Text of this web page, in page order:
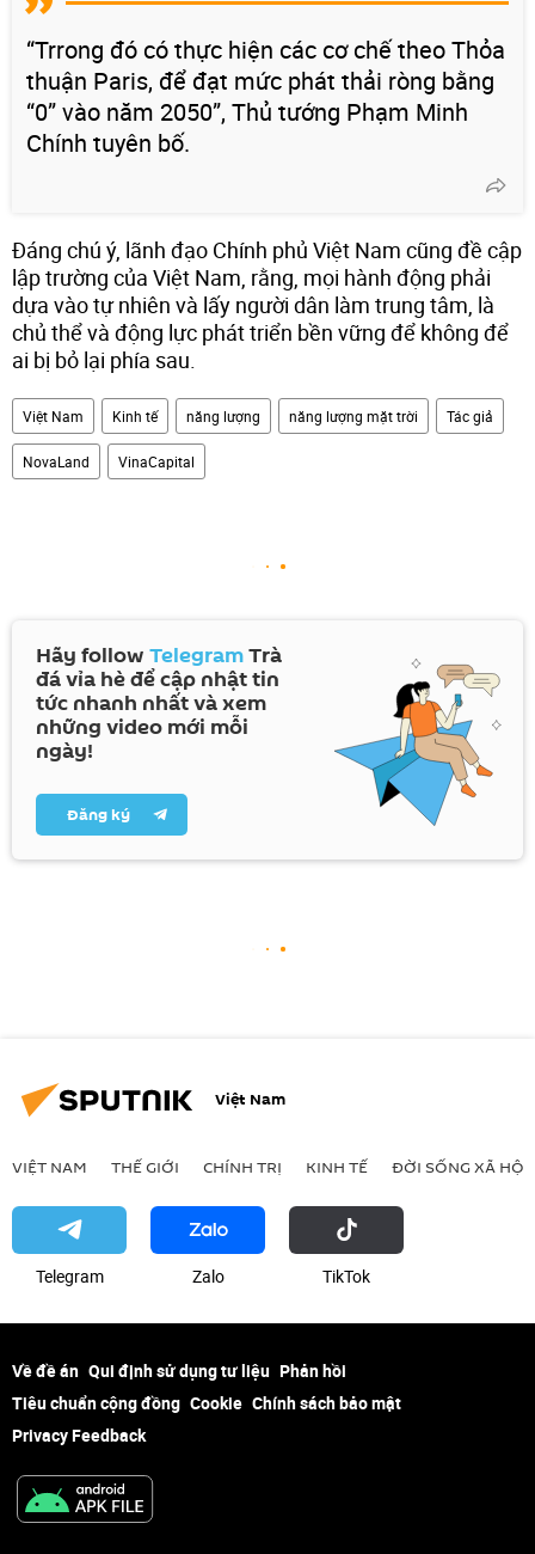
“Trrong đó có thực hiện các cơ chế theo Thỏa
thuận Paris, để đạt mức phát thải ròng bằng
“0” vào năm 2050”, Thủ tướng Phạm Minh
Chính tuyên bố.
Đáng chú ý, lãnh đạo Chính phủ Việt Nam cũng đề cập
lập trường của Việt Nam, rằng, mọi hành động phải
dựa vào tự nhiên và lấy người dân làm trung tâm, là
chủ thể và động lực phát triển bền vững để không để
ai bị bỏ lại phía sau.
Việt Nam Kinh tế năng lượng năng lượng mặt trời Tác giả
NovaLand VinaCapital
Hãy follow TelegramTrà
đá vỉa hè để cập nhật tin
tức nhanh nhất và xem
những video mới mỗi
ngày!
Đăng ký
Việt Nam
VIỆT NAM THẾ GIỚI CHÍNH TRỊ KINH TẾ ĐỜI SỐNG XÃ HỘI
Telegram Zalo ТikТоk
Về đề án Qui định sử dụng tư liệu Phản hồi
Tiêu chuẩn cộng đồng Cookie Chính sách bảo mật
Privacy Feedback